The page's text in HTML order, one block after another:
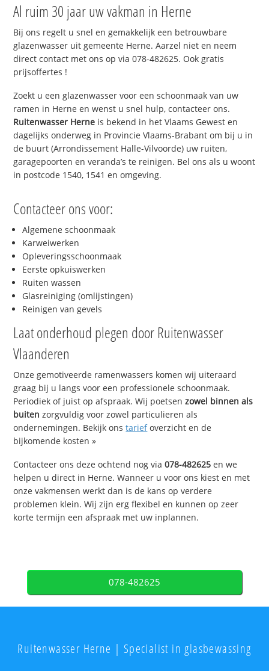
Al ruim 30 jaar uw vakman in Herne
Bij ons regelt u snel en gemakkelijk een betrouwbare
glazenwasser uit gemeente Herne. Aarzel niet en neem
direct contact met ons op via 078-482625. Ook gratis
prijsoffertes !
Zoekt u een glazenwasser voor een schoonmaak van uw
ramen in Herne en wenst u snel hulp, contacteer ons.
Ruitenwasser Herne is bekend in het Vlaams Gewest en
dagelijks onderweg in Provincie Vlaams-Brabant om bij u in
de buurt (Arrondissement Halle-Vilvoorde) uw ruiten,
garagepoorten en veranda’s te reinigen. Bel ons als u woont
in postcode 1540, 1541 en omgeving.
Contacteer ons voor:
Algemene schoonmaak
Karweiwerken
Opleveringsschoonmaak
Eerste opkuiswerken
Ruiten wassen
Glasreiniging (omlijstingen)
Reinigen van gevels
Laat onderhoud plegen door Ruitenwasser
Vlaanderen
Onze gemotiveerde ramenwassers komen wij uiteraard
graag bij u langs voor een professionele schoonmaak.
Periodiek of juist op afspraak. Wij poetsenzowel binnen als
buiten zorgvuldig voor zowel particulieren als
ondernemingen. Bekijk onstariefoverzicht en de
bijkomende kosten »
Contacteer ons deze ochtend nog via078-482625 en we
helpen u direct in Herne. Wanneer u voor ons kiest en met
onze vakmensen werkt dan is de kans op verdere
problemen klein. Wij zijn erg flexibel en kunnen op zeer
korte termijn een afspraak met uw inplannen.
078-482625
Ruitenwasser Herne | Specialist in glasbewassing